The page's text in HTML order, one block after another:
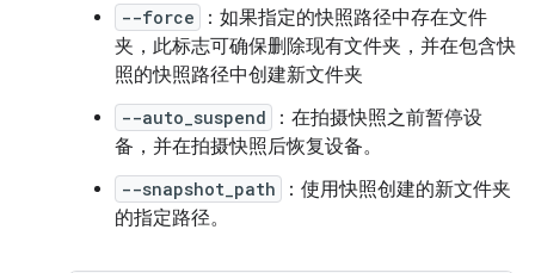
--force
：如果指定的快照路径中存在文件
夹，此标志可确保删除现有文件夹，并在包含快
照的快照路径中创建新文件夹
--auto_suspend
：在拍摄快照之前暂停设
备，并在拍摄快照后恢复设备。
--snapshot_path
：使用快照创建的新文件夹
的指定路径。